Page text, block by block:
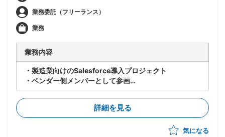
業務委託（フリーランス）
業務
業務内容
・製造業向けのSalesforce導入プロジェクト
・ベンダー側メンバーとして参画
・世界各国の拠点でのSalesforce共有に向けて、北
米・EU拠点へのSales Cloudの導入からスタート(全て
・10月までPoCを実施し、その後本格展開の予定
詳細を見る
気になる